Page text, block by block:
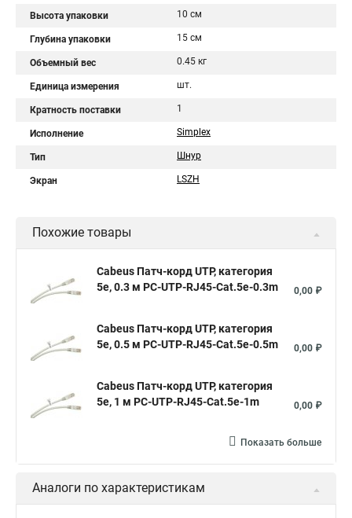
Высота упаковки 10 см
Глубина упаковки 15 см
Объемный вес 0.45 кг
Единица измерения шт.
Кратность поставки 1
Исполнение Simplex
Тип Шнур
Экран LSZH
Похожие товары
Cabeus Патч-корд UTP, категория
5e, 0.3 м PC-UTP-RJ45-Cat.5e-0.3m
0,00 ₽
Cabeus Патч-корд UTP, категория
5e, 0.5 м PC-UTP-RJ45-Cat.5e-0.5m
0,00 ₽
Cabeus Патч-корд UTP, категория
5e, 1 м PC-UTP-RJ45-Cat.5e-1m
0,00 ₽
Показать больше
Аналоги по характеристикам